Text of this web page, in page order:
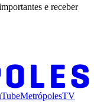
e receber
MetrópolesTV